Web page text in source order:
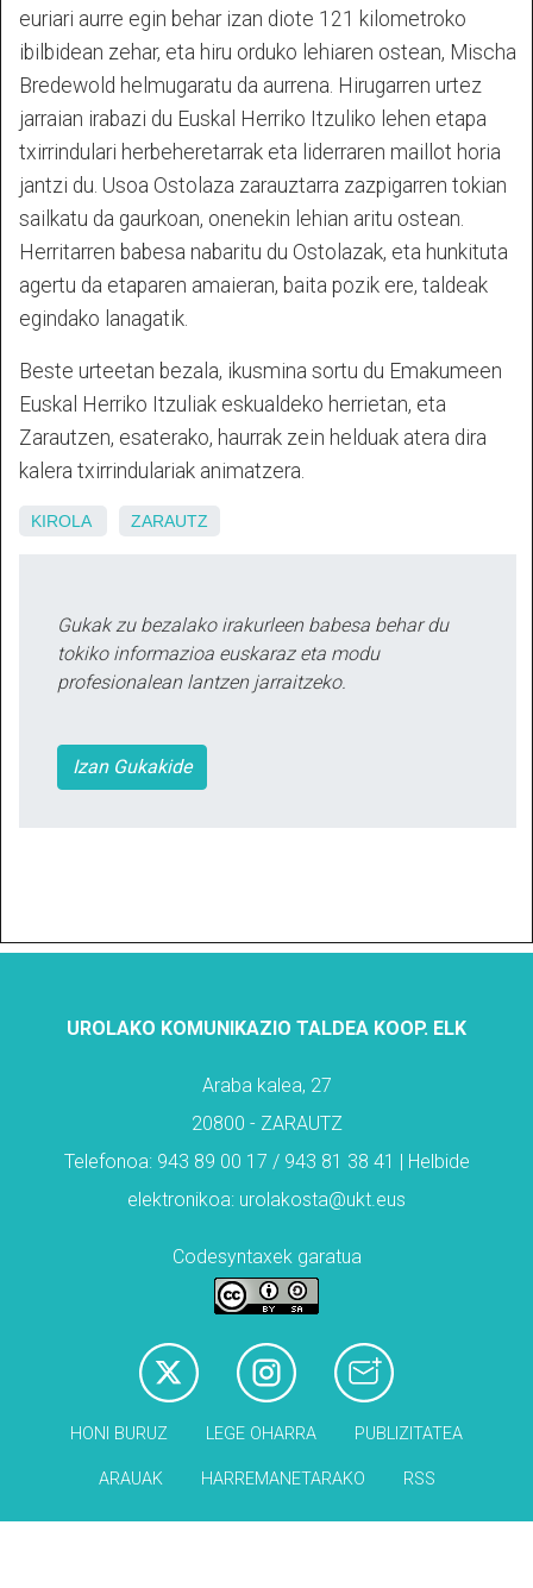
euriari aurre egin behar izan diote 121 kilometroko
ibilbidean zehar, eta hiru orduko lehiaren ostean, Mischa
Bredewold helmugaratu da aurrena. Hirugarren urtez
jarraian irabazi du Euskal Herriko Itzuliko lehen etapa
txirrindulari herbeheretarrak eta liderraren maillot horia
jantzi du. Usoa Ostolaza zarauztarra zazpigarren tokian
sailkatu da gaurkoan, onenekin lehian aritu ostean.
Herritarren babesa nabaritu du Ostolazak, eta hunkituta
agertu da etaparen amaieran, baita pozik ere, taldeak
egindako lanagatik.
Beste urteetan bezala, ikusmina sortu du Emakumeen
Euskal Herriko Itzuliak eskualdeko herrietan, eta
Zarautzen, esaterako, haurrak zein helduak atera dira
kalera txirrindulariak animatzera.
KIROLA ZARAUTZ
Gukak zu bezalako irakurleen babesa behar du
tokiko informazioa euskaraz eta modu
profesionalean lantzen jarraitzeko.
Izan Gukakide
UROLAKO KOMUNIKAZIO TALDEA KOOP. ELK
Araba kalea, 27
20800 - ZARAUTZ
Telefonoa: 943 89 00 17 / 943 81 38 41 | Helbide
elektronikoa: urolakosta@ukt.eus
Codesyntaxek garatua
HONI BURUZ LEGE OHARRA PUBLIZITATEA
ARAUAK HARREMANETARAKO RSS